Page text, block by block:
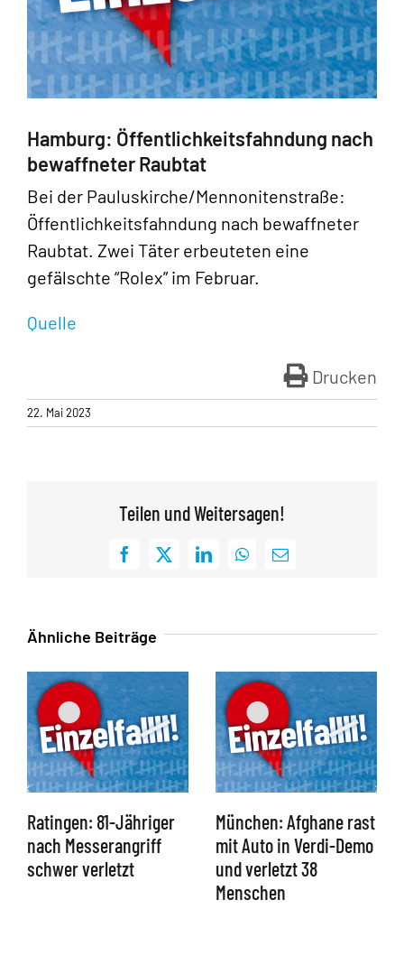
Hamburg: Öffentlichkeitsfahndung nach
bewaffneter Raubtat
Bei der Pauluskirche/Mennonitenstraße:
Öffentlichkeitsfahndung nach bewaffneter
Raubtat. Zwei Täter erbeuteten eine
gefälschte “Rolex” im Februar.
Quelle
Drucken
22. Mai 2023
Teilen und Weitersagen!
Facebook
X LinkedInWhatsApp
E-
Ähnliche Beiträge
Ratingen: 81-Jähriger
nach Messerangriff
schwer verletzt
München: Afghane rast
mit Auto in Verdi-Demo
und verletzt 38
Menschen